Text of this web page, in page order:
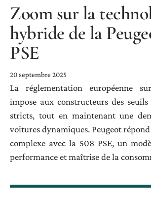
Zoom sur la
hybride de la
PSE
20 septembre 2025
La réglementation européenne
impose aux constructeurs des
stricts, tout en maintenant une
voitures dynamiques. Peugeot
complexe avec la 508 PSE, un
performance et maîtrise de la